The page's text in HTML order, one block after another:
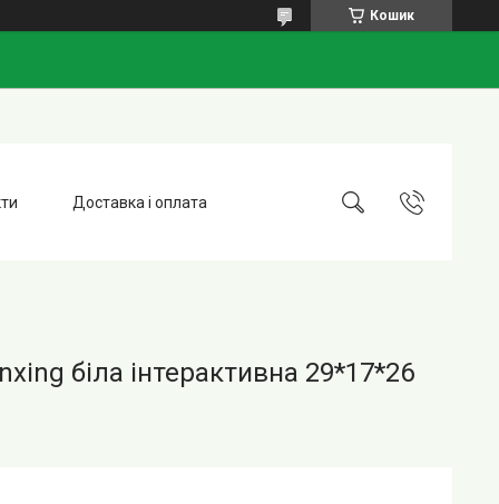
Кошик
Доставка і оплата
біла інтерактивна 29*17*26